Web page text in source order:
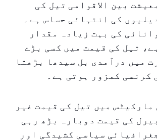
بین الاقوامی تیل کی
کی انتہائی حساس ہے۔
کی بہت زیادہ مقدار
تیل کی قیمت میں کسی بڑے
میں درآمدی بل سیدھا بڑھتا
کرنسی کمزور ہوتی ہے۔
مارکیٹس میں تیل کی قیمت غیر
کی قیمت دوبارہ بڑھ رہی
سیاسی کشیدگی اور